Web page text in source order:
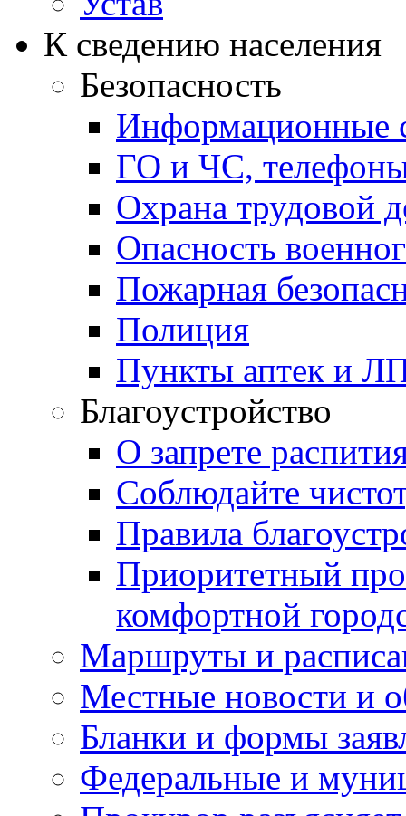
К сведению населения
Безопасность
Информационные
ГО и ЧС,
Охрана трудовой
Опасность
Пожарная
Полиция
Пункты аптек и
Благоустройство
О запрете
Соблюдайте
Правила
Приоритетный
комфортной
Маршруты и
Местные новости и
Бланки и формы
Федеральные и